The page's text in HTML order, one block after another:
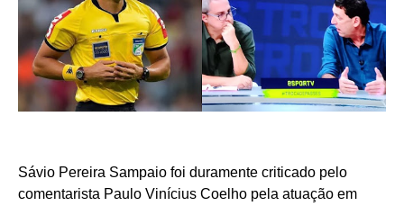
Sávio Pereira Sampaio foi duramente criticado pelo
comentarista Paulo Vinícius Coelho pela atuação em